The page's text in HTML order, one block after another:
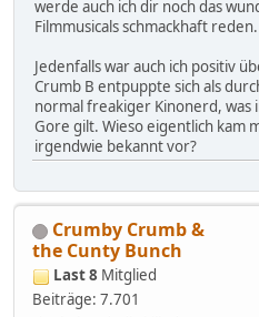
werde auch ich dir noch das
Filmmusicals schmackhaft
Jedenfalls war auch ich positiv
Crumb B entpuppte sich als
normal freakiger Kinonerd, was
Gore gilt. Wieso eigentlich kam
irgendwie bekannt vor?
Crumby Crumb &
the Cunty Bunch
Last 8 Mitglied
Beiträge: 7.701